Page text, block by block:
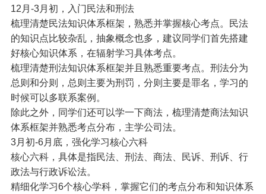
12月-3月初，入门民法和刑法
梳理清楚民法知识体系框架，熟悉并掌握核心考点。民法
的知识点比较杂乱，抽象概念也多，建议同学们首先搭建
好核心知识体系，在辐射学习具体考点。
梳理清楚刑法知识体系框架并且熟悉重要考点。刑法分为
总则和分则，总则主要为刑罚，分则主要是罪名，学习的
时候可以多联系案例。
除此之外，同学们还可以学一下商法，梳理清楚商法知识
体系框架并熟悉考点分布，主学公司法。
3月初-6月底，强化学习核心六科
核心六科，具体是指民法、刑法、商法、民诉、刑诉、行
政法与行政诉讼法。
精细化学习6个核心学科，掌握它们的考点分布和知识体系